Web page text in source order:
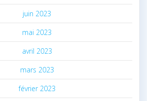
juin 2023
mai 2023
avril 2023
mars 2023
février 2023